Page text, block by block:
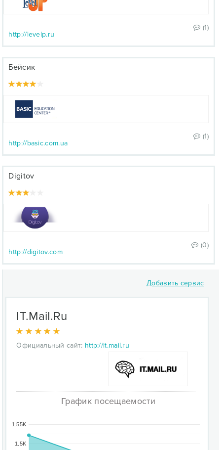
(1)
http://levelp.ru
Бейсик
(1)
http://basic.com.ua
Digitov
(0)
http://digitov.com
Добавить сервис
IT.Mail.Ru
Официальный сайт: http://it.mail.ru
График посещаемости
1.5K
1.55K